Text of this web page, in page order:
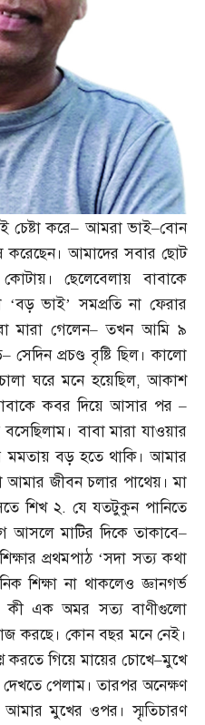
চেষ্টা করে–আমরা ভাই–বোন
করেছেন। আমাদের সবার ছোট
ছেলেবেলায় বাবাকে
‘বড় ভাই’ সমপ্রতি না ফেরার
মারা গেলেন–তখন আমি ৯
–সেদিন প্রচণ্ড বৃষ্টি ছিল। কালো
ঘরে মনে হয়েছিল,আকাশ
কবর দিয়ে আসার পর –
বাবা মারা যাওয়ার
মমতায় বড় হতে থাকি। আমার
জীবন চলার পাথেয়। মা
শিখ ২. যে যতটুকুন পানিতে
আসলে মাটির দিকে তাকাবে–
প্রথমপাঠ ‘সদা সত্য কথা
শিক্ষা না থাকলেও জ্ঞানগর্ভ
কী এক অমর সত্য বাণীগুলো
করছে। কোন বছর মনে নেই।
করতে গিয়ে মায়ের চোখে–মুখে
পেলাম। তারপর অনেক্ষণ
মুখের ওপর। স্মৃতিচারণ